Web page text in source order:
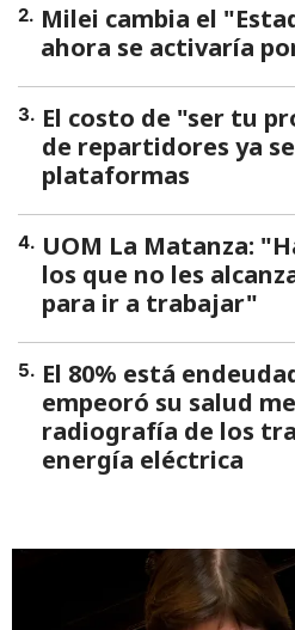
2. Milei cambia el
ahora se activaría
3. El costo de "ser tu
de repartidores ya
plataformas
4. UOM La Matanza:
los que no les
para ir a trabajar"
5. El 80% está
empeoró su salud
radiografía de los
energía eléctrica